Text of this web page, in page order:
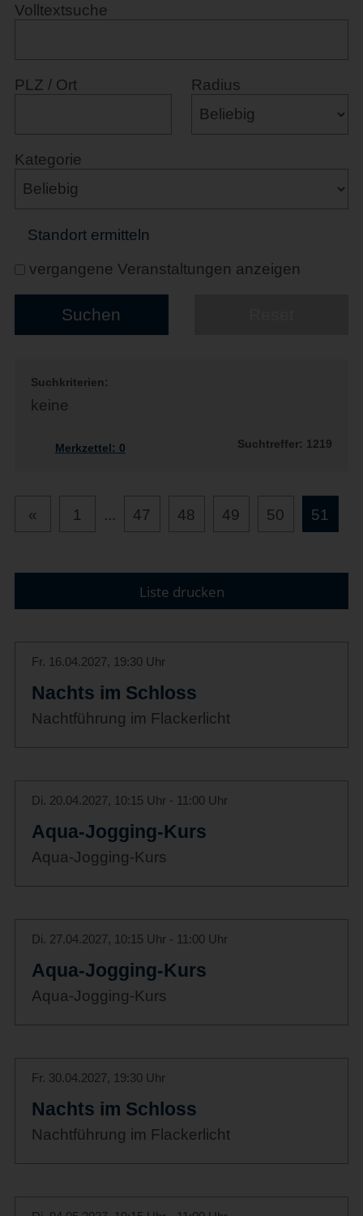
Volltextsuche
PLZ / Ort Radius
Kategorie
Standort ermitteln
vergangene Veranstaltungen anzeigen
Suchkriterien:
keine
Merkzettel: 0 Suchtreffer: 1219
« 1 ... 47 48 49 50 51
Liste drucken
Fr. 16.04.2027, 19:30 Uhr
Nachts im Schloss
Nachtführung im Flackerlicht
Di. 20.04.2027, 10:15 Uhr - 11:00 Uhr
Aqua-Jogging-Kurs
Aqua-Jogging-Kurs
Di. 27.04.2027, 10:15 Uhr - 11:00 Uhr
Aqua-Jogging-Kurs
Aqua-Jogging-Kurs
Fr. 30.04.2027, 19:30 Uhr
Nachts im Schloss
Nachtführung im Flackerlicht